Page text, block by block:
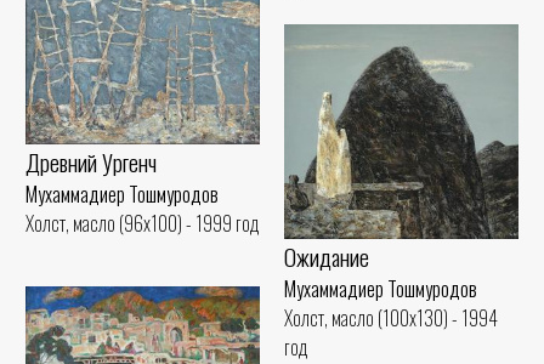
Древний Ургенч
Мухаммадиер Тошмуродов
Холст, масло (96x100) - 1999 год
Ожидание
Мухаммадиер Тошмуродов
Холст, масло (100x130) - 1994
год